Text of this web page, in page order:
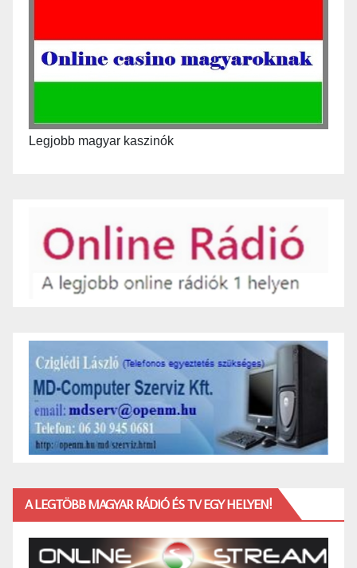
Legjobb magyar kaszinók
A LEGTÖBB MAGYAR RÁDIÓ ÉS TV EGY HELYEN!